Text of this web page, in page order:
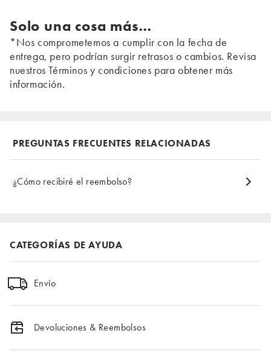
Solo una cosa más…
*Nos comprometemos a cumplir con la fecha de
entrega, pero podrían surgir retrasos o cambios. Revisa
nuestros Términos y condiciones para obtener más
información.
PREGUNTAS FRECUENTES RELACIONADAS
¿Cómo recibiré el reembolso?
CATEGORÍAS DE AYUDA
Envío
Devoluciones & Reembolsos